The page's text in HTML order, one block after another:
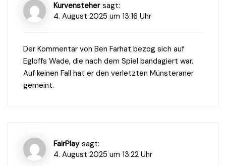
Kurvensteher sagt:
4. August 2025 um 13:16 Uhr
Der Kommentar von Ben Farhat bezog sich auf
Egloffs Wade, die nach dem Spiel bandagiert war.
Auf keinen Fall hat er den verletzten Münsteraner
gemeint.
FairPlay sagt:
4. August 2025 um 13:22 Uhr